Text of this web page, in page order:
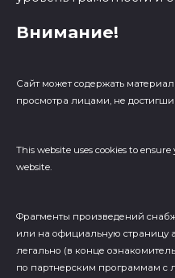
Внимание!
Сайт может содержать
просмотра лицами, не
This website uses cookies to
website.
Фрагменты произведений
или на официальную страницу
легально (в конце
по партнерским программам с